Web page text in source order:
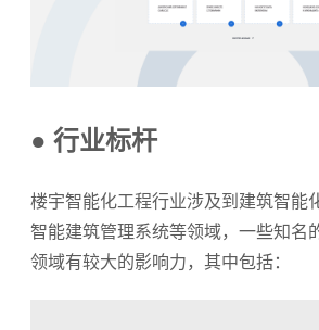
● 行业标杆
楼宇智能化工程行业涉及到建筑智能
智能建筑管理系统等领域，一些知名
领域有较大的影响力，其中包括：